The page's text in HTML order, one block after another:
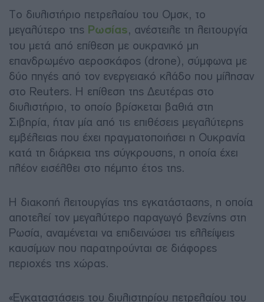
Το διυλιστήριο πετρελαίου του Ομσκ, το
μεγαλύτερο της Ρωσίας, ανέστειλε τη λειτουργία
του μετά από επίθεση με ουκρανικό μη
επανδρωμένο αεροσκάφος (drone), σύμφωνα με
δύο πηγές από τον ενεργειακό κλάδο που μίλησαν
στο Reuters. Η επίθεση της Δευτέρας στο
διυλιστήριο, το οποίο βρίσκεται βαθιά στη
Σιβηρία, ήταν μία από τις επιθέσεις μεγαλύτερης
εμβέλειας που έχει πραγματοποιήσει η Ουκρανία
κατά τη διάρκεια της σύγκρουσης, η οποία έχει
πλέον εισέλθει στο πέμπτο έτος της.
Η διακοπή λειτουργίας της εγκατάστασης, η οποία
αποτελεί τον μεγαλύτερο παραγωγό βενζίνης στη
Ρωσία, αναμένεται να επιδεινώσει τις ελλείψεις
καυσίμων που παρατηρούνται σε διάφορες
περιοχές της χώρας.
«Εγκαταστάσεις του διυλιστηρίου πετρελαίου του